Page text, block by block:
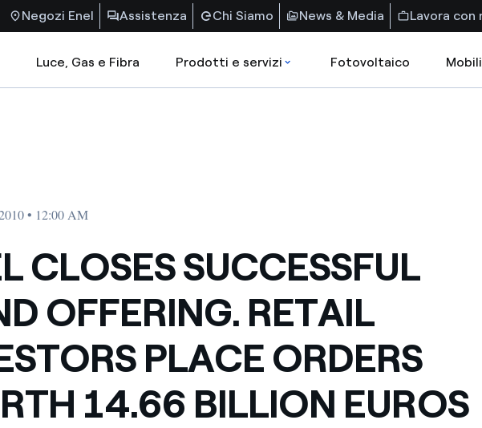
Negozi Enel Assistenza Chi Siamo News & Media Lavora con
Luce, Gas e Fibra Prodotti e servizi Fotovoltaico
• 12:00 AM
CLOSES SUCCESSFUL
OFFERING. RETAIL
PLACE ORDERS
14.66 BILLION EUROS